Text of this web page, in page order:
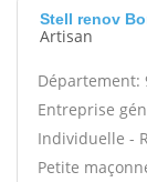
Stell renov
Artisan
Département:
Entreprise
Individuelle -
Petite